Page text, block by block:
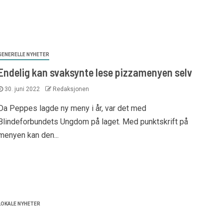
NYHETER
kan svaksynte lese pizzamenyen selv
30. juni 2022 Redaksjonen
Peppes lagde ny meny i år, var det med
Ungdom på laget. Med punktskrift på
kan den...
NYHETER